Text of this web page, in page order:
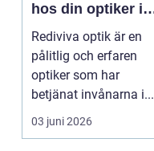
hos din optiker i
Uppsala
Rediviva optik är en
pålitlig och erfaren
optiker som har
betjänat invånarna i...
03 juni 2026